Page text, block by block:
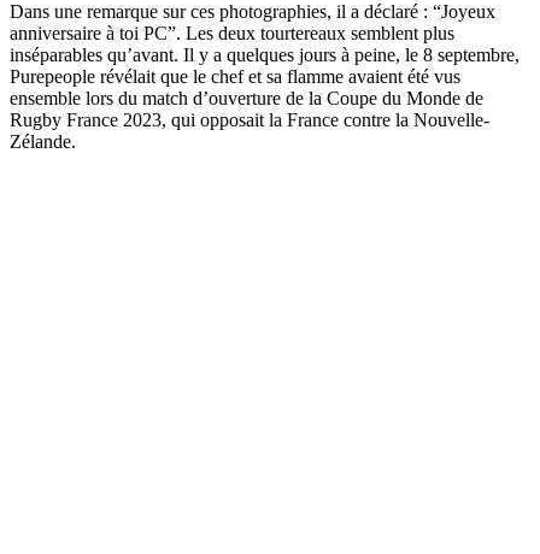
Dans une remarque sur ces photographies, il a déclaré : “Joyeux
anniversaire à toi PC”. Les deux tourtereaux semblent plus
inséparables qu’avant. Il y a quelques jours à peine, le 8 septembre,
Purepeople révélait que le chef et sa flamme avaient été vus
ensemble lors du match d’ouverture de la Coupe du Monde de
Rugby France 2023, qui opposait la France contre la Nouvelle-
Zélande.